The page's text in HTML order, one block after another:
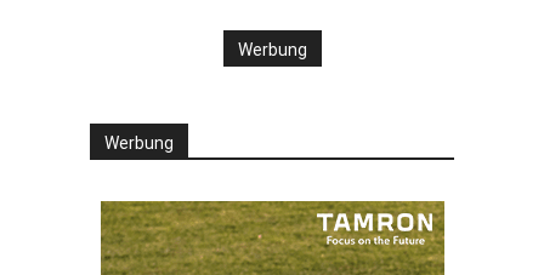
Werbung
Werbung